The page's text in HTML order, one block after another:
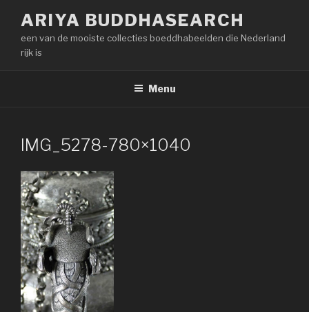
inhoud
springen
ARIYA BUDDHASEARCH
een van de mooiste collecties boeddhabeelden die Nederland
rijk is
Menu
IMG_5278-780×1040